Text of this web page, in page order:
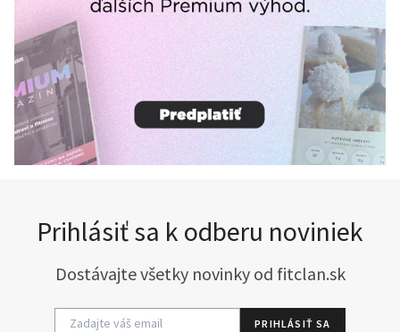
Prihlásiť sa k odberu noviniek
Dostávajte všetky novinky od fitclan.sk
PRIHLÁSIŤ SA